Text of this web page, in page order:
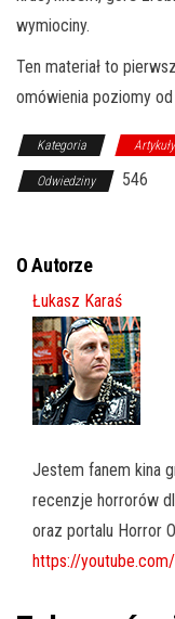
wymiociny.
Ten materiał to
omówienia poziomy
Kategoria Artykuły
Odwiedziny 546
O Autorze
Łukasz Karaś
Jestem fanem kina
recenzje horrorów
oraz portalu Horror
https://